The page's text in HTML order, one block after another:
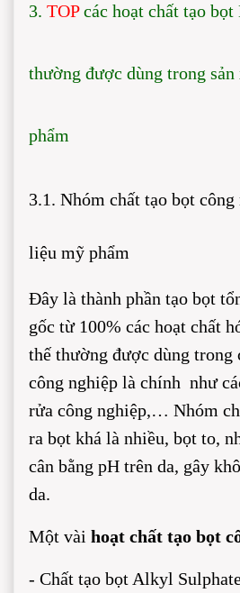
3. TOPcác hoạt chất tạo
thường được dùng trong
phẩm
3.1. Nhóm chất tạo bọt
liệu mỹ phẩm
Đây là thành phần tạo bọt
gốc từ 100% các hoạt chất
thế thường được dùng trong
công nghiệp là chính như
rửa công nghiệp,… Nhóm
ra bọt khá là nhiều, bọt to,
cân bằng pH trên da, gây
da.
Một vài hoạt chất tạo bọt
- Chất tạo bọt Alkyl